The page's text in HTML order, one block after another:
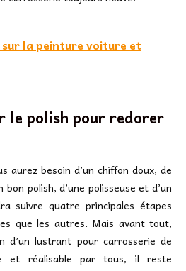
la peinture voiture et
le polish pour redorer
aurez besoin d’un chiffon doux, de
polish, d’une polisseuse et d’un
suivre quatre principales étapes
que les autres. Mais avant tout,
d’un lustrant pour carrosserie de
et réalisable par tous, il reste